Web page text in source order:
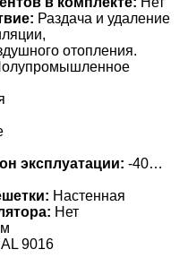
Раздача и удаление
отопления.
эксплуатации: -40…
Настенная
Нет
9016